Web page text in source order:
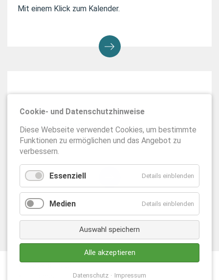
Mit einem Klick zum Kalender.
Kind krank/ Entschuldigungen/
Abwesenheiten
So entschuldigungen Sie Ihr Kind.
Datenschutz
Cookie- und Datenschutzhinweise
Diese Webseite verwendet Cookies, um bestimmte
Funktionen zu ermöglichen und das Angebot zu
verbessern.
Essenziell Details einblenden
Medien Details einblenden
Auswahl speichern
Alle akzeptieren
Datenschutz Impressum